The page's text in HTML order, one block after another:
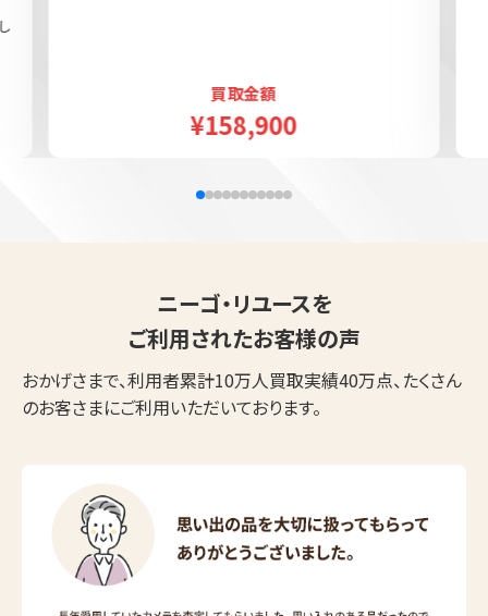
買取金額
¥158,900
ニーゴ・リユースを
ご利用されたお客様の声
おかげさまで、利用者累計10万人買取実績40万点、たくさん
のお客さまにご利用いただいております。